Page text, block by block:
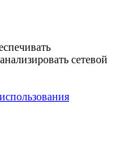
сетевой